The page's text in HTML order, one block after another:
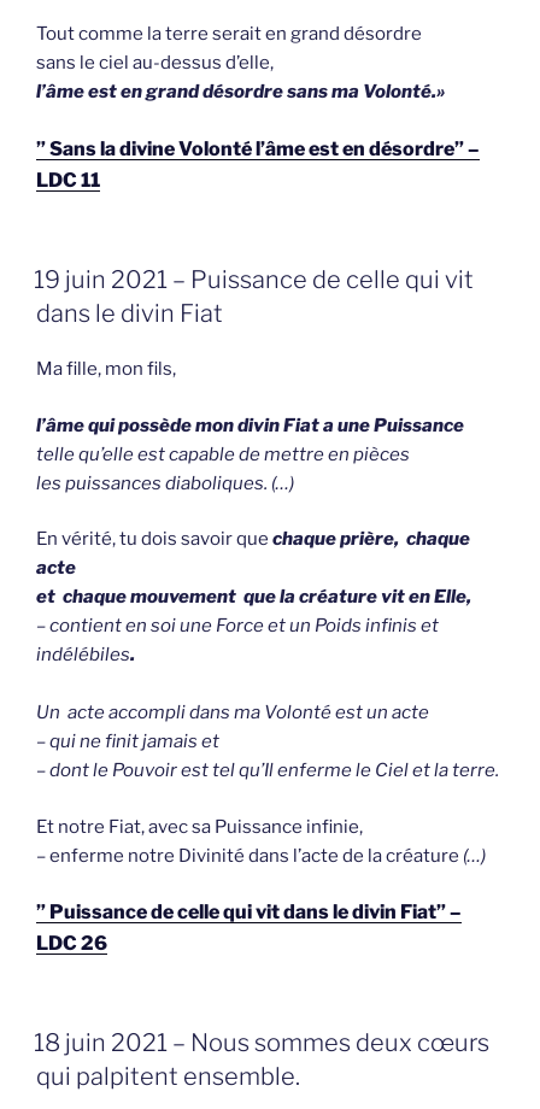
Tout comme la terre serait en grand désordre
sans le ciel au-dessus d’elle,
l’âme est en grand désordre sans ma Volonté.»
” Sans la divine Volonté l’âme est en désordre” –
LDC 11
GEPLAATST
OP
19 juin 2021 – Puissance de celle qui vit
dans le divin Fiat
Ma fille, mon fils,
l’âme qui possède mon divin Fiat a une Puissance
tellequ’elle est capable de mettre en pièces
les puissances diaboliques. (…)
En vérité, tu dois savoir que chaque prière, chaque
acte
et chaque mouvement que la créature vit en Elle,
– contient en soiune Force et un Poids infinis et
indélébiles.
Un acte accompli dans ma Volontéest un acte
– qui ne finit jamais et
– dont le Pouvoir est tel qu’Il enferme le Ciel et la terre.
Et notre Fiat, avec sa Puissance infinie,
– enferme notre Divinité dans l’acte de la créature (…)
” Puissance de celle qui vit dans le divin Fiat” –
LDC 26
GEPLAATST
OP
18 juin 2021 – Nous sommes deux cœurs
qui palpitent ensemble.